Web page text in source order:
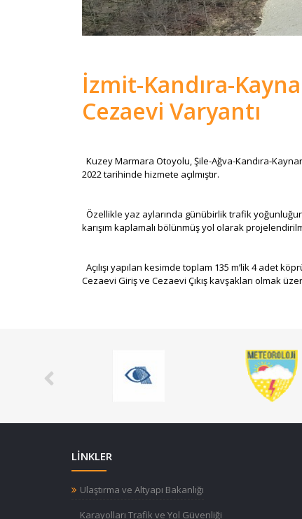
İzmit-Kandıra-
Cezaevi Varyantı
Kuzey Marmara Otoyolu, Şile-Ağva-Kandıra-
2022 tarihinde hizmete açılmıştır.
Özellikle yaz aylarında günübirlik trafik
karışım kaplamalı bölünmüş yol olarak
Açılışı yapılan kesimde toplam 135 m’lik 4 adet
Cezaevi Giriş ve Cezaevi Çıkış kavşakları olmak
LİNKLER
Ulaştırma ve Altyapı Bakanlığı
Karayolları Trafik ve Yol Güvenliği